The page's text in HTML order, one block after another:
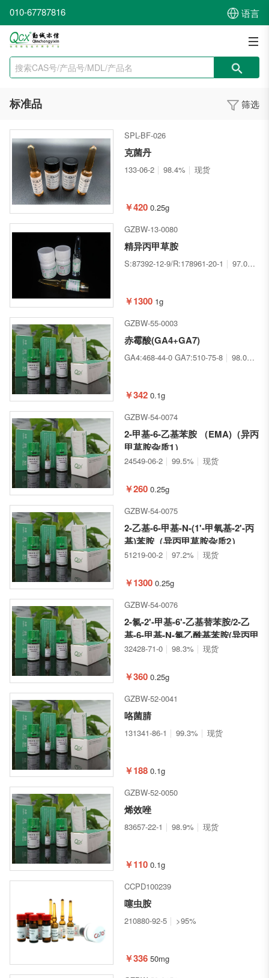
010-67787816 语言
标准品 筛选
SPL-BF-026
克菌丹
133-06-2 98.4% 现货
￥420 0.25g
GZBW-13-0080
精异丙甲草胺
S:87392-12-9/R:178961-20-1 97.0%
￥1300 1g
GZBW-55-0003
赤霉酸(GA4+GA7)
GA4:468-44-0 GA7:510-75-8 98.0%
￥342 0.1g
GZBW-54-0074
2-甲基-6-乙基苯胺 （EMA)（异丙
甲草胺杂质1）
24549-06-2 99.5% 现货
￥260 0.25g
GZBW-54-0075
2-乙基-6-甲基-N-(1'-甲氧基-2'-丙
基)苯胺（异丙甲草胺杂质2）
51219-00-2 97.2% 现货
￥1300 0.25g
GZBW-54-0076
2-氯-2'-甲基-6'-乙基替苯胺/2-乙
基-6-甲基-N-氯乙酰基苯胺(异丙甲
草胺杂质3)(乙草胺伯酰胺)
32428-71-0 98.3% 现货
￥360 0.25g
GZBW-52-0041
咯菌腈
131341-86-1 99.3% 现货
￥188 0.1g
GZBW-52-0050
烯效唑
83657-22-1 98.9% 现货
￥110 0.1g
CCPD100239
噻虫胺
210880-92-5 >95%
￥336 50mg